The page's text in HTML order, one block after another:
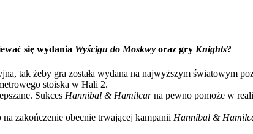
się wydania Wyścigu do Moskwy oraz gry Knights?
tak żeby gra została wydana na najwyższym światowym
stoiska w Hali 2.
Sukces Hannibal & Hamilcarna pewno pomoże w
zakończenie obecnie trwającej kampanii Hannibal &